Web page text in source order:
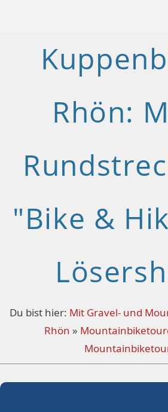
Rhön:
"Bike &
Du bist hier: Mit Gravel- und
Rhön »